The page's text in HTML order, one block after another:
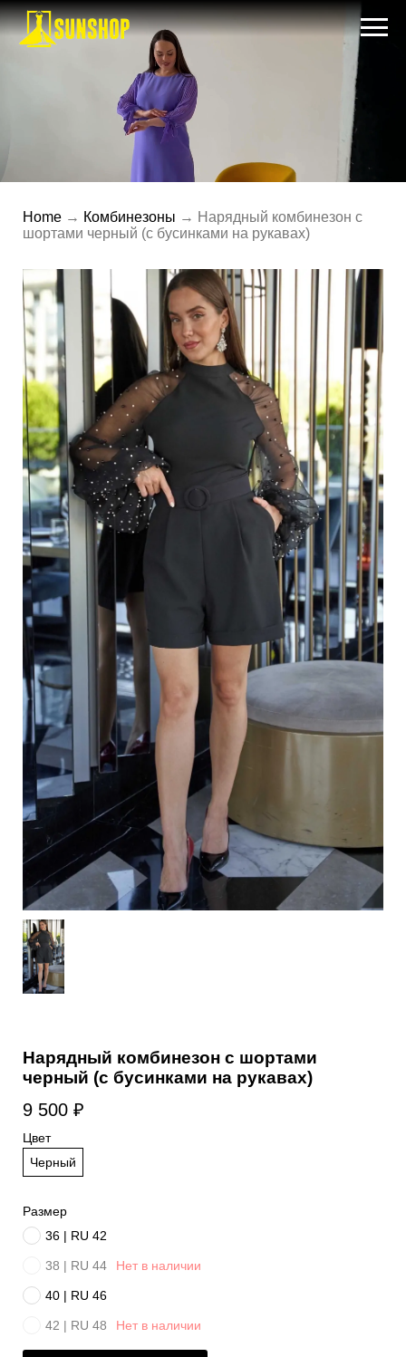
Home → Комбинезоны → Нарядный комбинезон с
шортами черный (с бусинками на рукавах)
Нарядный комбинезон с шортами
черный (с бусинками на рукавах)
9 500 ₽
Цвет
Черный
Размер
36 | RU 42
38 | RU 44 Нет в наличии
40 | RU 46
42 | RU 48 Нет в наличии